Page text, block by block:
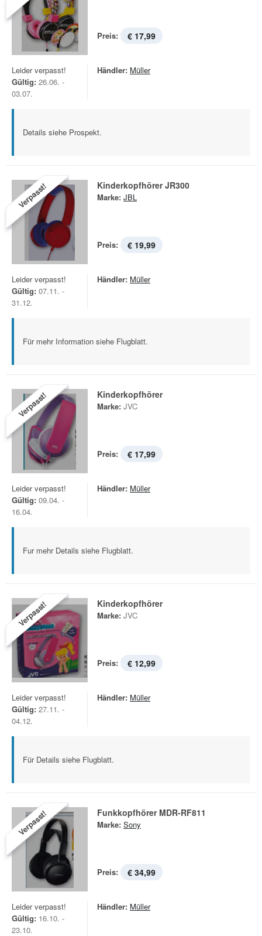
Preis: € 17,99
Leider verpasst!
Gültig: 26.06. -
03.07.
Händler: Müller
Details siehe Prospekt.
Verpasst! Kinderkopfhörer JR300
Marke: JBL
Preis: € 19,99
Leider verpasst!
Gültig: 07.11. -
31.12.
Händler: Müller
Für mehr Information siehe Flugblatt.
Verpasst! Kinderkopfhörer
Marke: JVC
Preis: € 17,99
Leider verpasst!
Gültig: 09.04. -
16.04.
Händler: Müller
Fur mehr Details siehe Flugblatt.
Verpasst! Kinderkopfhörer
Marke: JVC
Preis: € 12,99
Leider verpasst!
Gültig: 27.11. -
04.12.
Händler: Müller
Für Details siehe Flugblatt.
Verpasst! Funkkopfhörer MDR-RF811
Marke: Sony
Preis: € 34,99
Leider verpasst!
Gültig: 16.10. -
23.10.
Händler: Müller